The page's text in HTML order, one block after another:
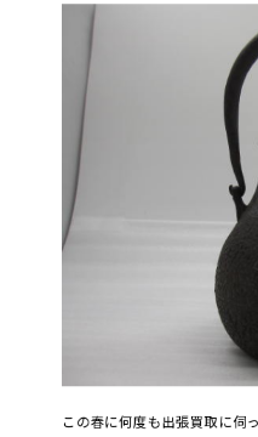
この春に何度も出張買取に伺